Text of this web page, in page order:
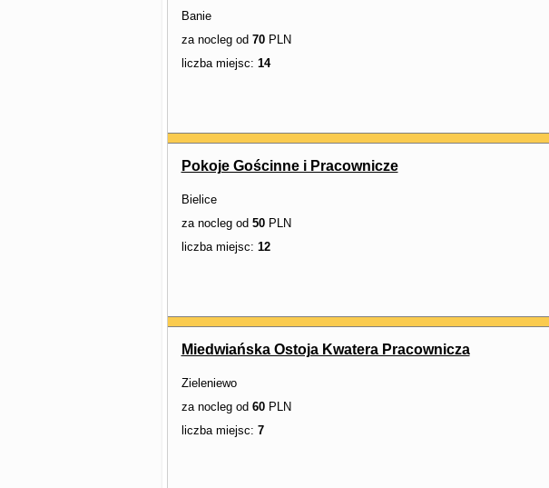
Banie
za nocleg od 70PLN
liczba miejsc: 14
Pokoje Gościnne i Pracownicze
Bielice
za nocleg od 50PLN
liczba miejsc: 12
Miedwiańska Ostoja Kwatera Pracownicza
Zieleniewo
za nocleg od 60PLN
liczba miejsc: 7